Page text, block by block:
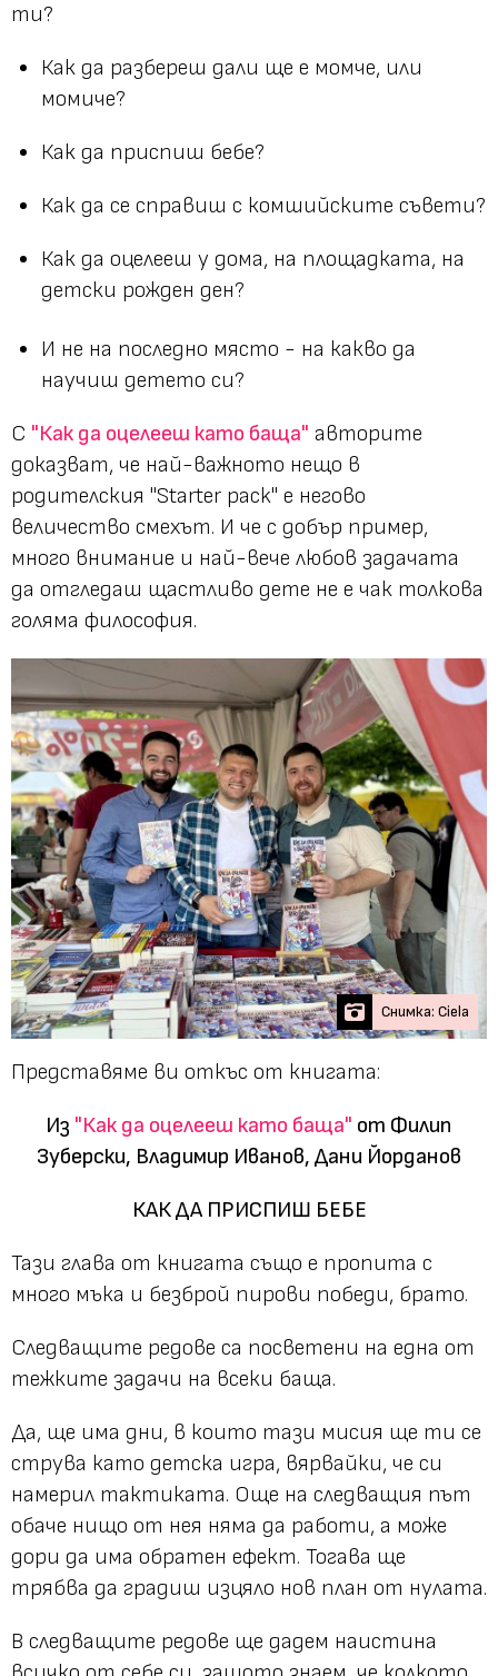
ти?
Как да разбереш дали ще е момче, или
момиче?
Как да приспиш бебе?
Как да се справиш с комшийските съвети?
Как да оцелееш у дома, на площадката, на
детски рожден ден?
И не на последно място - на какво да
научиш детето си?
С "Как да оцелееш като баща" авторите
доказват, че най-важното нещо в
родителския "Starter pack" е негово
величество смехът. И че с добър пример,
много внимание и най-вече любов задачата
да отгледаш щастливо дете не е чак толкова
голяма философия.
Снимка: Ciela
Представяме ви откъс от книгата:
Из "Как да оцелееш като баща" от Филип
Зуберски, Владимир Иванов, Дани Йорданов
КАК ДА ПРИСПИШ БЕБЕ
Тази глава от книгата също е пропита с
много мъка и безброй пирови победи, брато.
Следващите редове са посветени на една от
тежките задачи на всеки баща.
Да, ще има дни, в които тази мисия ще ти се
струва като детска игра, вярвайки, че си
намерил тактиката. Още на следващия път
обаче нищо от нея няма да работи, а може
дори да има обратен ефект. Тогава ще
трябва да градиш изцяло нов план от нулата.
В следващите редове ще дадем наистина